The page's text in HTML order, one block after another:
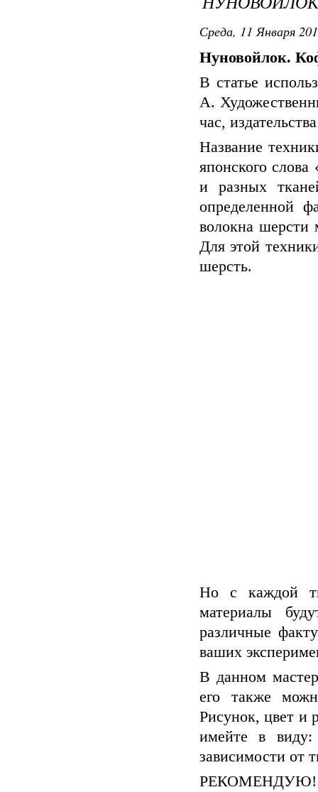
Среда, 11 Января
Нуновойлок.
В статье
А.
час,
Название
японского
и разных
определенной
волокна шерсти
Для этой
шерсть.
Но с каждой
материалы
различные
ваших
В данном
его также
Рисунок, цвет и
имейте в
зависимости от
РЕКОМЕНДУЮ!